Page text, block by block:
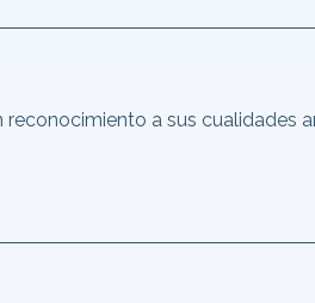
a sus cualidades